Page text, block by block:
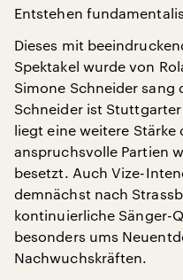
Entstehen
Dieses mit
Spektakel wurde von
Simone Schneider sang
Schneider ist
liegt eine weitere Stärke
anspruchsvolle Partien
besetzt. Auch Vize-
demnächst nach
kontinuierliche Sänger-
besonders ums
Nachwuchskräften.